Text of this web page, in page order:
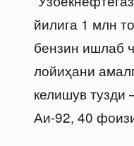
йилига 1 млн
бензин ишлаб
лойиҳани
келишув
Аи-92, 40